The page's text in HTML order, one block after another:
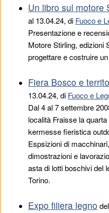
Un libro sul motore
al 13.04.24, di Fuoco e
Presentazione e
Motore Stirling, edizioni
progettare e costruire
Fiera Bosco e
13.04.24, di Fuoco e
Dal 4 al 7 settembre
località Fraisse la
kermesse fieristica
Espsizioni di
dimostrazioni e
asta di lotti boschivi del
Torino.
Expo filiera legno del